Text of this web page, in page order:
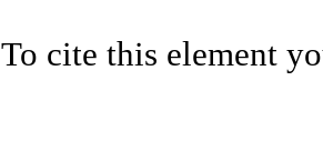
To cite this element